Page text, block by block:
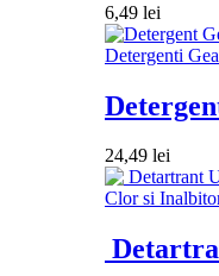
6,49 lei
Detergenti
24,49 lei
Clor si